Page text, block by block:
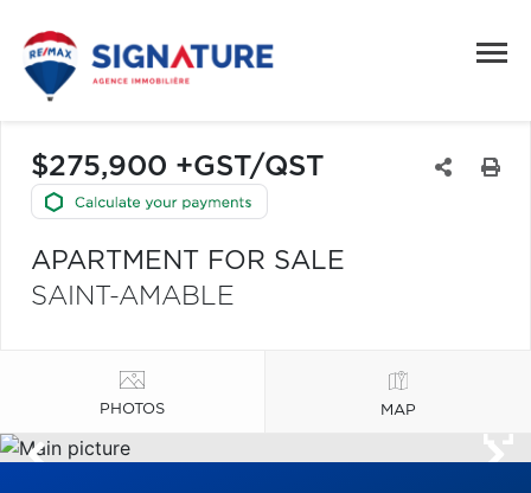
$275,900 +GST/QST
APARTMENT FOR SALE
SAINT-AMABLE
PHOTOS MAP